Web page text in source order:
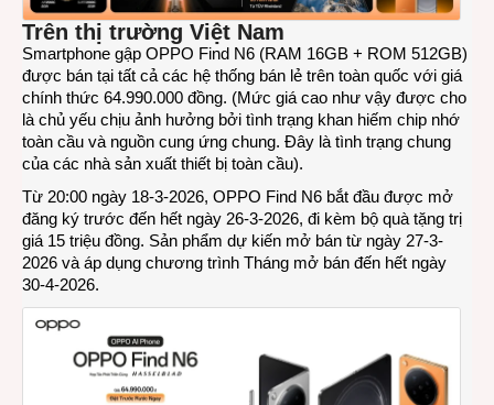
Trên thị trường Việt Nam
Smartphone gập OPPO Find N6 (RAM 16GB + ROM 512GB)
được bán tại tất cả các hệ thống bán lẻ trên toàn quốc với giá
chính thức 64.990.000 đồng. (Mức giá cao như vậy được cho
là chủ yếu chịu ảnh hưởng bởi tình trạng khan hiếm chip nhớ
toàn cầu và nguồn cung ứng chung. Đây là tình trạng chung
của các nhà sản xuất thiết bị toàn cầu).
Từ 20:00 ngày 18-3-2026, OPPO Find N6 bắt đầu được mở
đăng ký trước đến hết ngày 26-3-2026, đi kèm bộ quà tặng trị
giá 15 triệu đồng. Sản phẩm dự kiến mở bán từ ngày 27-3-
2026 và áp dụng chương trình Tháng mở bán đến hết ngày
30-4-2026.